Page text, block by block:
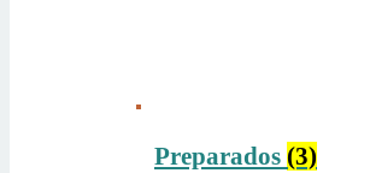
Preparados (3)